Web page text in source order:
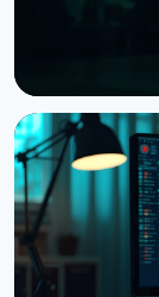
НОВОСТЬ
Владельцы
Ethereum
4 августа 2026 г.